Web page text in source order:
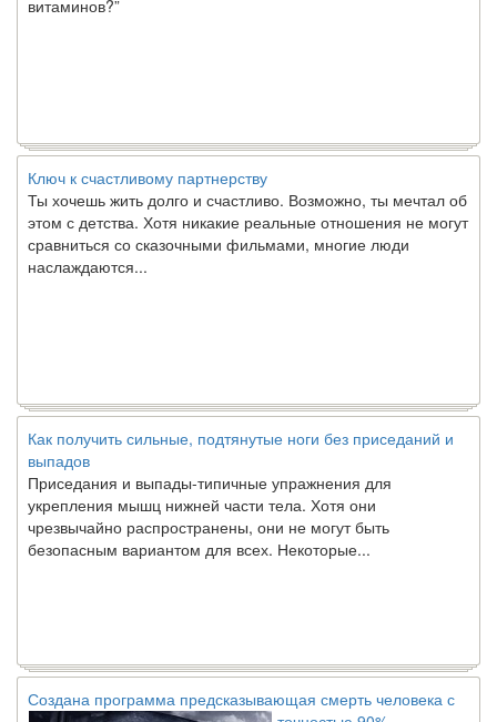
Ключ к счастливому партнерству
Ты хочешь жить долго и счастливо. Возможно, ты мечтал об
этом с детства. Хотя никакие реальные отношения не могут
сравниться со сказочными фильмами, многие люди
наслаждаются...
Как получить сильные, подтянутые ноги без приседаний и
выпадов
Приседания и выпады-типичные упражнения для
укрепления мышц нижней части тела. Хотя они
чрезвычайно распространены, они не могут быть
безопасным вариантом для всех. Некоторые...
Создана программа предсказывающая смерть человека с
точностью 90%